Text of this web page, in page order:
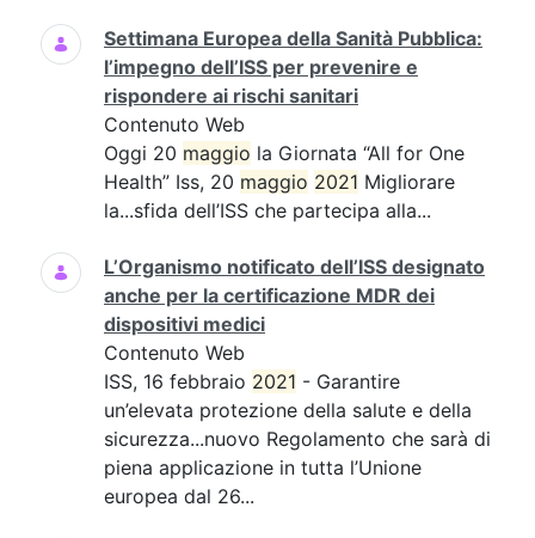
Settimana Europea della Sanità Pubblica:
l’impegno dell’ISS per prevenire e
rispondere ai rischi sanitari
Contenuto Web
Oggi 20 maggio la Giornata “All for One
Health” Iss, 20 maggio 2021 Migliorare
la...sfida dell’ISS che partecipa alla...
L’Organismo notificato dell’ISS designato
anche per la certificazione MDR dei
dispositivi medici
Contenuto Web
ISS, 16 febbraio 2021 - Garantire
un’elevata protezione della salute e della
sicurezza...nuovo Regolamento che sarà di
piena applicazione in tutta l’Unione
europea dal 26...